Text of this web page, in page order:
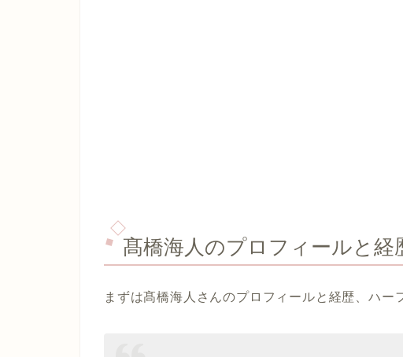
髙橋海人のプロフィールと
まずは髙橋海人さんのプロフィールと経歴、ハー